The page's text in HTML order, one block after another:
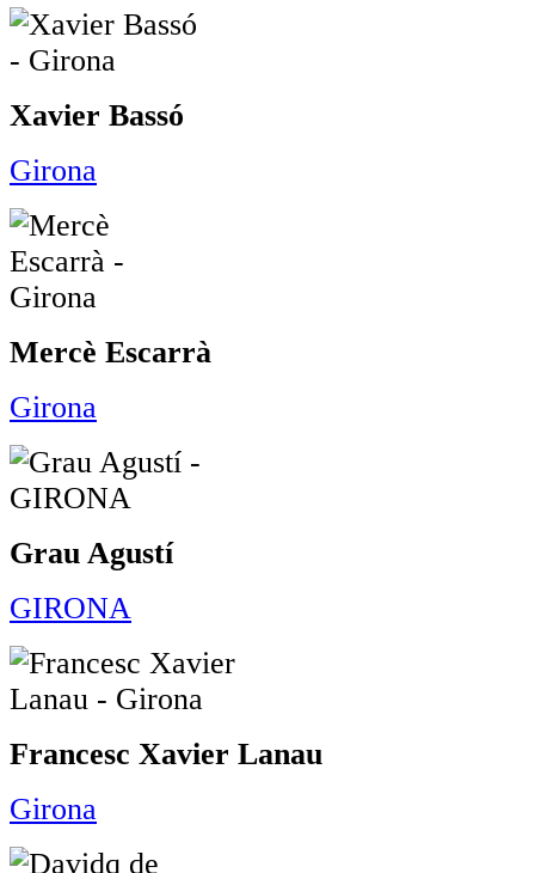
Xavier Bassó
Girona
Mercè Escarrà
Girona
Grau Agustí
GIRONA
Francesc Xavier Lanau
Girona